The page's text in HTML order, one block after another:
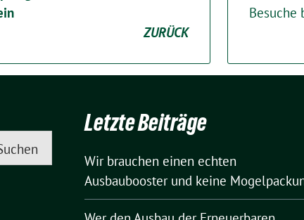
ZURÜCK
Besuche
Letzte Beiträge
Wir brauchen einen echten
Ausbaubooster und keine